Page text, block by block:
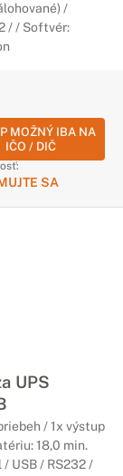
/
/ / Softvér:
MOŽNÝ IBA NA
IČO / DIČ
SA
UPS
/ 1x výstup
18,0 min.
USB / RS232 /